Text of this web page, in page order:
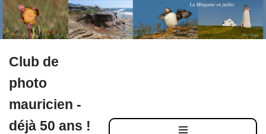
au
contenu
Club de
photo
mauricien -
déjà 50 ans !